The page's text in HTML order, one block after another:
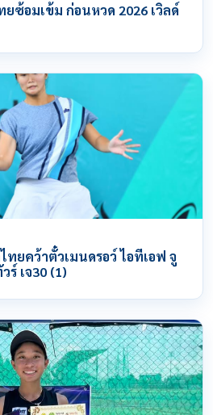
ยซ้อมเข้ม ก่อนหวด 2026 เวิลด์
ทยคว้าตั๋วเมนดรอว์ ไอทีเอฟ จู
ร์ เจ30 (1)